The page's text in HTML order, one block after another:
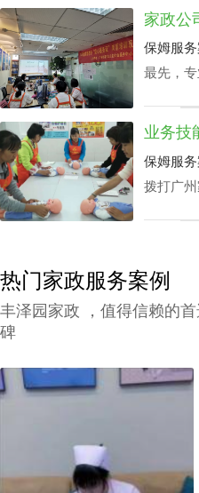
扫卧室
可以照
的人更
保姆服
最先，
如家里
孩子学
小时工
保姆服
拨打广
热门家政服务案例
丰泽园家政 ，值得信赖的
碑